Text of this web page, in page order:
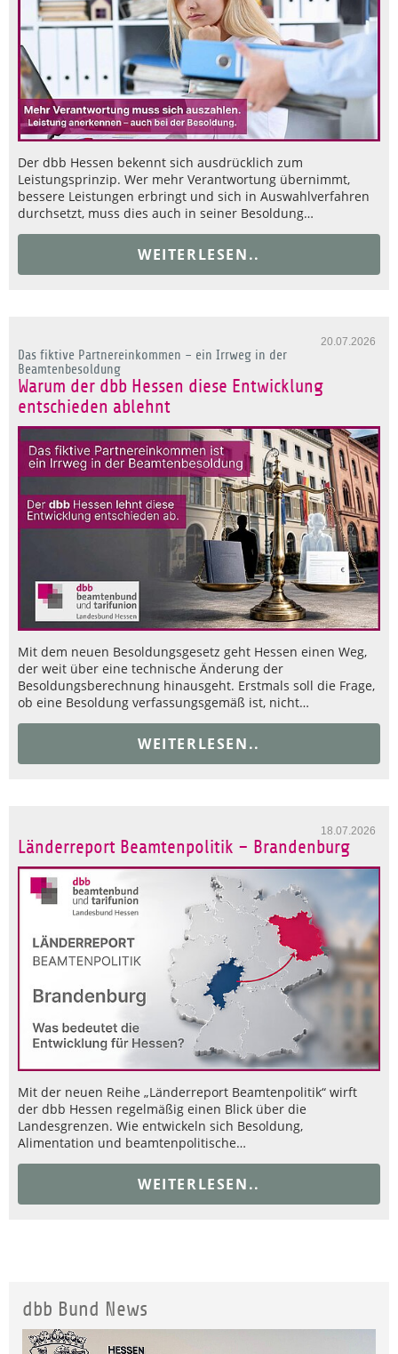
Der dbb Hessen bekennt sich ausdrücklich zum
Leistungsprinzip. Wer mehr Verantwortung übernimmt,
bessere Leistungen erbringt und sich in Auswahlverfahren
durchsetzt, muss dies auch in seiner Besoldung…
WEITERLESEN..
20.07.2026
Das fiktive Partnereinkommen – ein Irrweg in der
Beamtenbesoldung
Warum der dbb Hessen diese Entwicklung
entschieden ablehnt
Mit dem neuen Besoldungsgesetz geht Hessen einen Weg,
der weit über eine technische Änderung der
Besoldungsberechnung hinausgeht. Erstmals soll die Frage,
ob eine Besoldung verfassungsgemäß ist, nicht…
WEITERLESEN..
18.07.2026
Länderreport Beamtenpolitik – Brandenburg
Mit der neuen Reihe „Länderreport Beamtenpolitik“ wirft
der dbb Hessen regelmäßig einen Blick über die
Landesgrenzen. Wie entwickeln sich Besoldung,
Alimentation und beamtenpolitische…
WEITERLESEN..
dbb Bund News